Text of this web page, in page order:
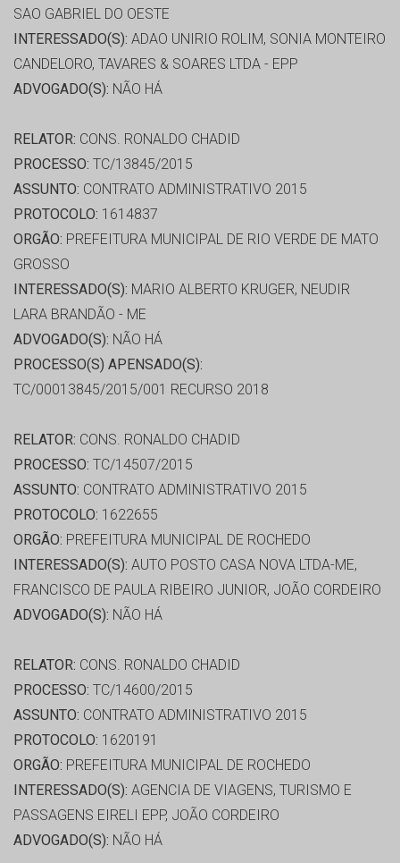
SAO GABRIEL DO OESTE
INTERESSADO(S): ADAO UNIRIO ROLIM, SONIA MONTEIRO
CANDELORO, TAVARES & SOARES LTDA - EPP
ADVOGADO(S): NÃO HÁ
RELATOR: CONS. RONALDO CHADID
PROCESSO: TC/13845/2015
ASSUNTO: CONTRATO ADMINISTRATIVO 2015
PROTOCOLO: 1614837
ORGÃO: PREFEITURA MUNICIPAL DE RIO VERDE DE MATO
GROSSO
INTERESSADO(S): MARIO ALBERTO KRUGER, NEUDIR
LARA BRANDÃO - ME
ADVOGADO(S): NÃO HÁ
PROCESSO(S) APENSADO(S):
TC/00013845/2015/001 RECURSO 2018
RELATOR: CONS. RONALDO CHADID
PROCESSO: TC/14507/2015
ASSUNTO: CONTRATO ADMINISTRATIVO 2015
PROTOCOLO: 1622655
ORGÃO: PREFEITURA MUNICIPAL DE ROCHEDO
INTERESSADO(S): AUTO POSTO CASA NOVA LTDA-ME,
FRANCISCO DE PAULA RIBEIRO JUNIOR, JOÃO CORDEIRO
ADVOGADO(S): NÃO HÁ
RELATOR: CONS. RONALDO CHADID
PROCESSO: TC/14600/2015
ASSUNTO: CONTRATO ADMINISTRATIVO 2015
PROTOCOLO: 1620191
ORGÃO: PREFEITURA MUNICIPAL DE ROCHEDO
INTERESSADO(S): AGENCIA DE VIAGENS, TURISMO E
PASSAGENS EIRELI EPP, JOÃO CORDEIRO
ADVOGADO(S): NÃO HÁ